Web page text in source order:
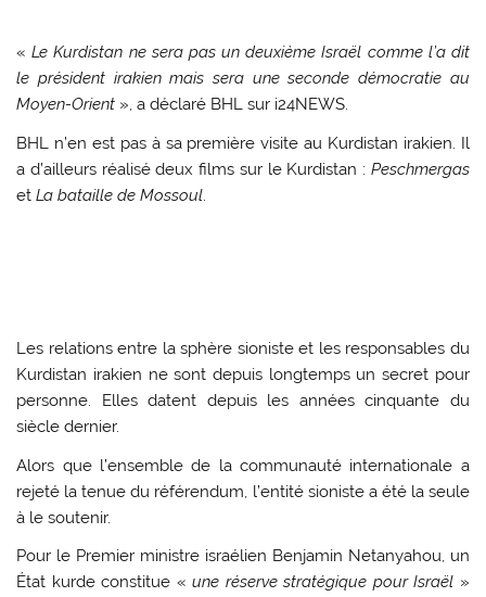
«Le Kurdistan ne sera pas un deuxième Israël comme l’a dit
le président irakien mais sera une seconde démocratie au
Moyen-Orient », a déclaré BHL sur i24NEWS.
BHL n’en est pas à sa première visite au Kurdistan irakien. Il
a d’ailleurs réalisé deux films sur le Kurdistan : Peschmergas
etLa bataille de Mossoul.
Les relations entre la sphère sioniste et les responsables du
Kurdistan irakien ne sont depuis longtemps un secret pour
personne. Elles datent depuis les années cinquante du
siècle dernier.
Alors que l’ensemble de la communauté internationale a
rejeté la tenue du référendum, l’entité sioniste a été la seule
à le soutenir.
Pour le Premier ministre israélien Benjamin Netanyahou, un
État kurde constitue «une réserve stratégique pour Israël »